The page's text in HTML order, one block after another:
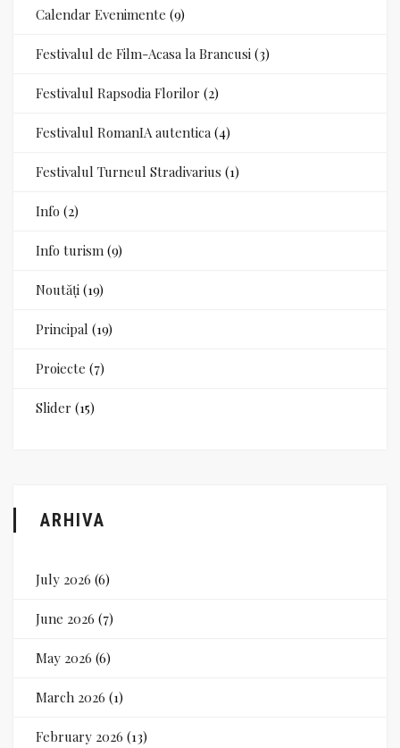
Calendar Evenimente (9)
Festivalul de Film-Acasa la Brancusi (3)
Festivalul Rapsodia Florilor (2)
Festivalul RomanIA autentica (4)
Festivalul Turneul Stradivarius (1)
Info (2)
Info turism (9)
Noutăți (19)
Principal (19)
Proiecte (7)
Slider (15)
ARHIVA
July 2026 (6)
June 2026 (7)
May 2026 (6)
March 2026 (1)
February 2026 (13)